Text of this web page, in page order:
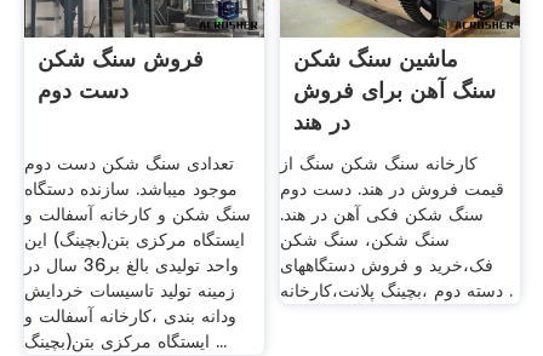
فروش سنگ شکن
دست دوم
تعدادی سنگ شکن دست دوم
موجود میباشد. سازنده دستگاه
سنگ شکن و کارخانه آسفالت و
ایستگاه مرکزی بتن(بچینگ) این
واحد تولیدی بالغ بر36 سال در
زمینه تولید تاسیسات خردایش
ودانه بندی ،کارخانه آسفالت و
ایستگاه مرکزی بتن(بچینگ ...
ماشین سنگ شکن
سنگ آهن برای فروش
در هند
کارخانه سنگ شکن سنگ از
قیمت فروش در هند. دست دوم
سنگ شکن فکی آهن در هند.
سنگ شکن، سنگ شکن
فک،خرید و فروش دستگاههای
دسته دوم ،بچینگ پلانت،کارخانه .